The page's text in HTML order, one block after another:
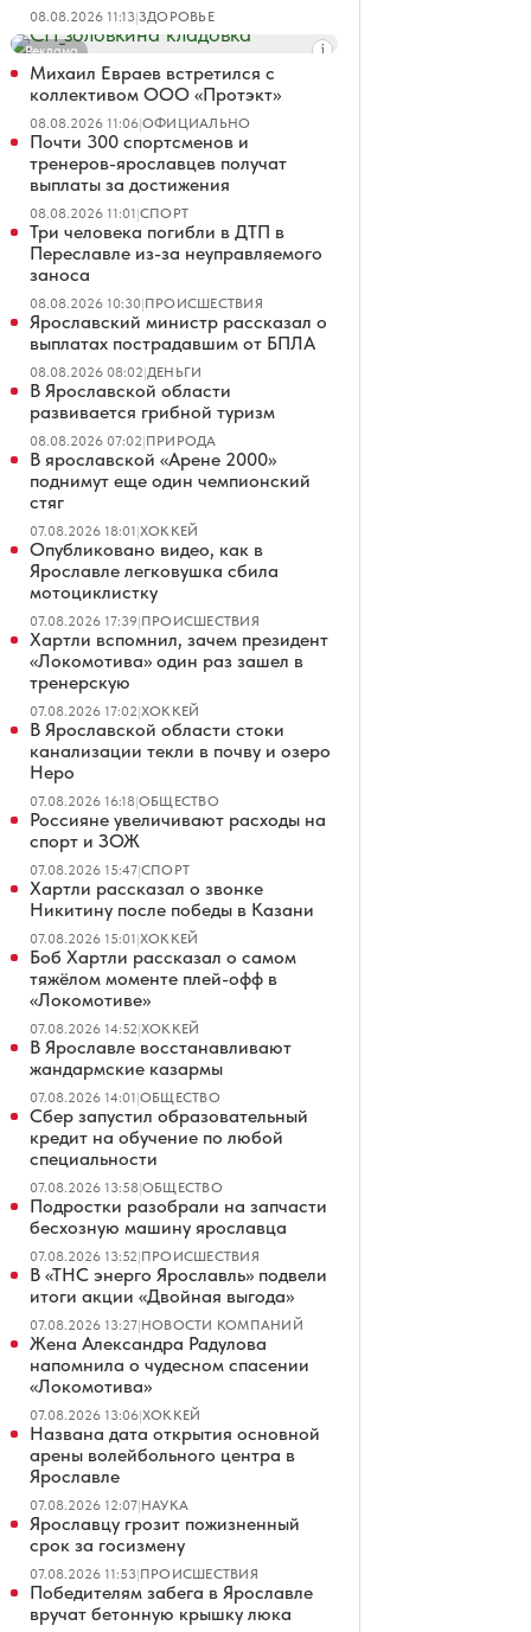
08.08.2026 11:13|ЗДОРОВЬЕ
Реклама
Михаил Евраев встретился с
коллективом ООО «Протэкт»
08.08.2026 11:06|ОФИЦИАЛЬНО
Почти 300 спортсменов и
тренеров-ярославцев получат
выплаты за достижения
08.08.2026 11:01|СПОРТ
Три человека погибли в ДТП в
Переславле из-за неуправляемого
заноса
08.08.2026 10:30|ПРОИСШЕСТВИЯ
Ярославский министр рассказал о
выплатах пострадавшим от БПЛА
08.08.2026 08:02|ДЕНЬГИ
В Ярославской области
развивается грибной туризм
08.08.2026 07:02|ПРИРОДА
В ярославской «Арене 2000»
поднимут еще один чемпионский
стяг
07.08.2026 18:01|ХОККЕЙ
Опубликовано видео, как в
Ярославле легковушка сбила
мотоциклистку
07.08.2026 17:39|ПРОИСШЕСТВИЯ
Хартли вспомнил, зачем президент
«Локомотива» один раз зашел в
тренерскую
07.08.2026 17:02|ХОККЕЙ
В Ярославской области стоки
канализации текли в почву и озеро
Неро
07.08.2026 16:18|ОБЩЕСТВО
Россияне увеличивают расходы на
спорт и ЗОЖ
07.08.2026 15:47|СПОРТ
Хартли рассказал о звонке
Никитину после победы в Казани
07.08.2026 15:01|ХОККЕЙ
Боб Хартли рассказал о самом
тяжёлом моменте плей-офф в
«Локомотиве»
07.08.2026 14:52|ХОККЕЙ
В Ярославле восстанавливают
жандармские казармы
07.08.2026 14:01|ОБЩЕСТВО
Сбер запустил образовательный
кредит на обучение по любой
специальности
07.08.2026 13:58|ОБЩЕСТВО
Подростки разобрали на запчасти
бесхозную машину ярославца
07.08.2026 13:52|ПРОИСШЕСТВИЯ
В «ТНС энерго Ярославль» подвели
итоги акции «Двойная выгода»
07.08.2026 13:27|НОВОСТИ КОМПАНИЙ
Жена Александра Радулова
напомнила о чудесном спасении
«Локомотива»
07.08.2026 13:06|ХОККЕЙ
Названа дата открытия основной
арены волейбольного центра в
Ярославле
07.08.2026 12:07|НАУКА
Ярославцу грозит пожизненный
срок за госизмену
07.08.2026 11:53|ПРОИСШЕСТВИЯ
Победителям забега в Ярославле
вручат бетонную крышку люка